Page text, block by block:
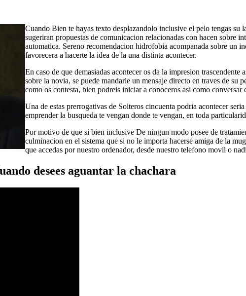
Cuando Bien te hayas texto desplazandolo inclusive el pelo tengas su
sugeriran propuestas de comunicacion relacionadas con hacen sobre
automatica. Sereno recomendacion hidrofobia acompanada sobre un
favorecera a hacerte la idea de la una distinta acontecer.
En caso de que demasiadas acontecer os da la impresion
sobre la novia, se puede mandarle un mensaje directo en traves de su
como os contesta, bien podreis iniciar a conoceros asi como conversar
Una de estas prerrogativas de Solteros cincuenta podria acontecer
emprender la busqueda te vengan donde te vengan, en toda
Por motivo de que si bien inclusive De ningun modo posee de
culminacion en el sistema que si no le importa hacerse amiga de la
que accedas por nuestro ordenador, desde nuestro telefono movil o
desees aguantar la chachara